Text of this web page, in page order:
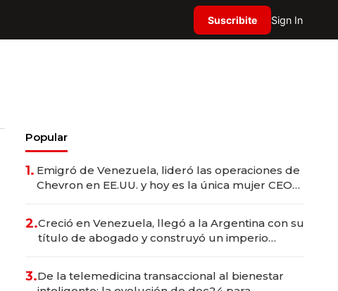
Suscribite Sign In
Popular
1. Emigró de Venezuela, lideró las operaciones de
Chevron en EE.UU. y hoy es la única mujer CEO
2.Creció en Venezuela, llegó a la Argentina con su
título de abogado y construyó un imperio
3.De la telemedicina transaccional al bienestar